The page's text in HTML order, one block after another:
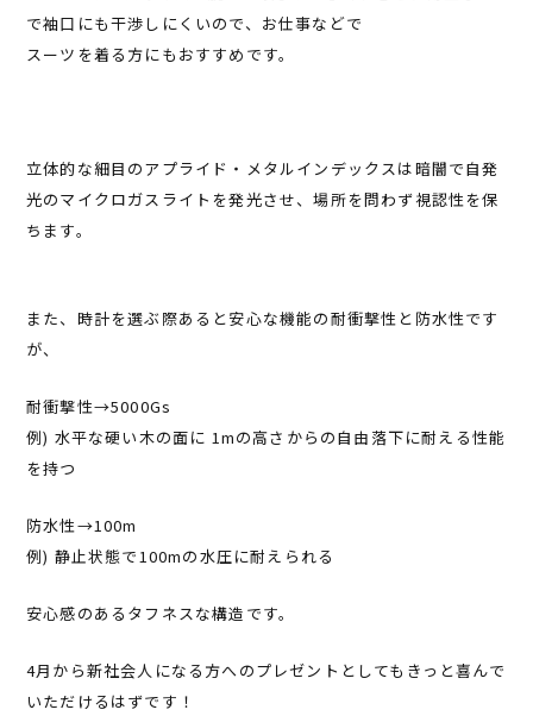
で袖口にも干渉しにくいので、お仕事などで
スーツを着る方にもおすすめです。
立体的な細目のアプライド・メタルインデックスは暗闇で自発
光のマイクロガスライトを発光させ、場所を問わず視認性を保
ちます。
また、時計を選ぶ際あると安心な機能の耐衝撃性と防水性です
が、
耐衝撃性→5000Gs
例) 水平な硬い木の面に 1mの高さからの自由落下に耐える性能
を持つ
防水性→100m
例) 静止状態で100mの水圧に耐えられる
安心感のあるタフネスな構造です。
4月から新社会人になる方へのプレゼントとしてもきっと喜んで
いただけるはずです！